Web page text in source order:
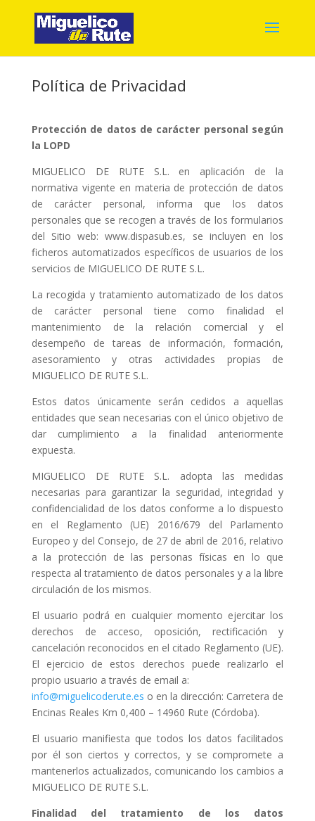
Política de Privacidad
Protección de datos de carácter personal según
la LOPD
MIGUELICO DE RUTE S.L. en aplicación de la
normativa vigente en materia de protección de datos
de carácter personal, informa que los datos
personales que se recogen a través de los formularios
del Sitio web: www.dispasub.es, se incluyen en los
ficheros automatizados específicos de usuarios de los
servicios de MIGUELICO DE RUTE S.L.
La recogida y tratamiento automatizado de los datos
de carácter personal tiene como finalidad el
mantenimiento de la relación comercial y el
desempeño de tareas de información, formación,
asesoramiento y otras actividades propias de
MIGUELICO DE RUTE S.L.
Estos datos únicamente serán cedidos a aquellas
entidades que sean necesarias con el único objetivo de
dar cumplimiento a la finalidad anteriormente
expuesta.
MIGUELICO DE RUTE S.L. adopta las medidas
necesarias para garantizar la seguridad, integridad y
confidencialidad de los datos conforme a lo dispuesto
en el Reglamento (UE) 2016/679 del Parlamento
Europeo y del Consejo, de 27 de abril de 2016, relativo
a la protección de las personas físicas en lo que
respecta al tratamiento de datos personales y a la libre
circulación de los mismos.
El usuario podrá en cualquier momento ejercitar los
derechos de acceso, oposición, rectificación y
cancelación reconocidos en el citado Reglamento (UE).
El ejercicio de estos derechos puede realizarlo el
propio usuario a través de email a:
info@miguelicoderute.es o en la dirección: Carretera de
Encinas Reales Km 0,400 – 14960 Rute (Córdoba).
El usuario manifiesta que todos los datos facilitados
por él son ciertos y correctos, y se compromete a
mantenerlos actualizados, comunicando los cambios a
MIGUELICO DE RUTE S.L.
Finalidad del tratamiento de los datos